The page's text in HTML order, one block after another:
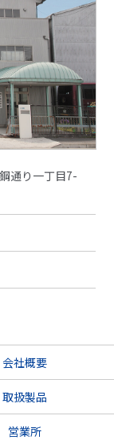
通り一丁目7-
会社概要
取扱製品
営業所